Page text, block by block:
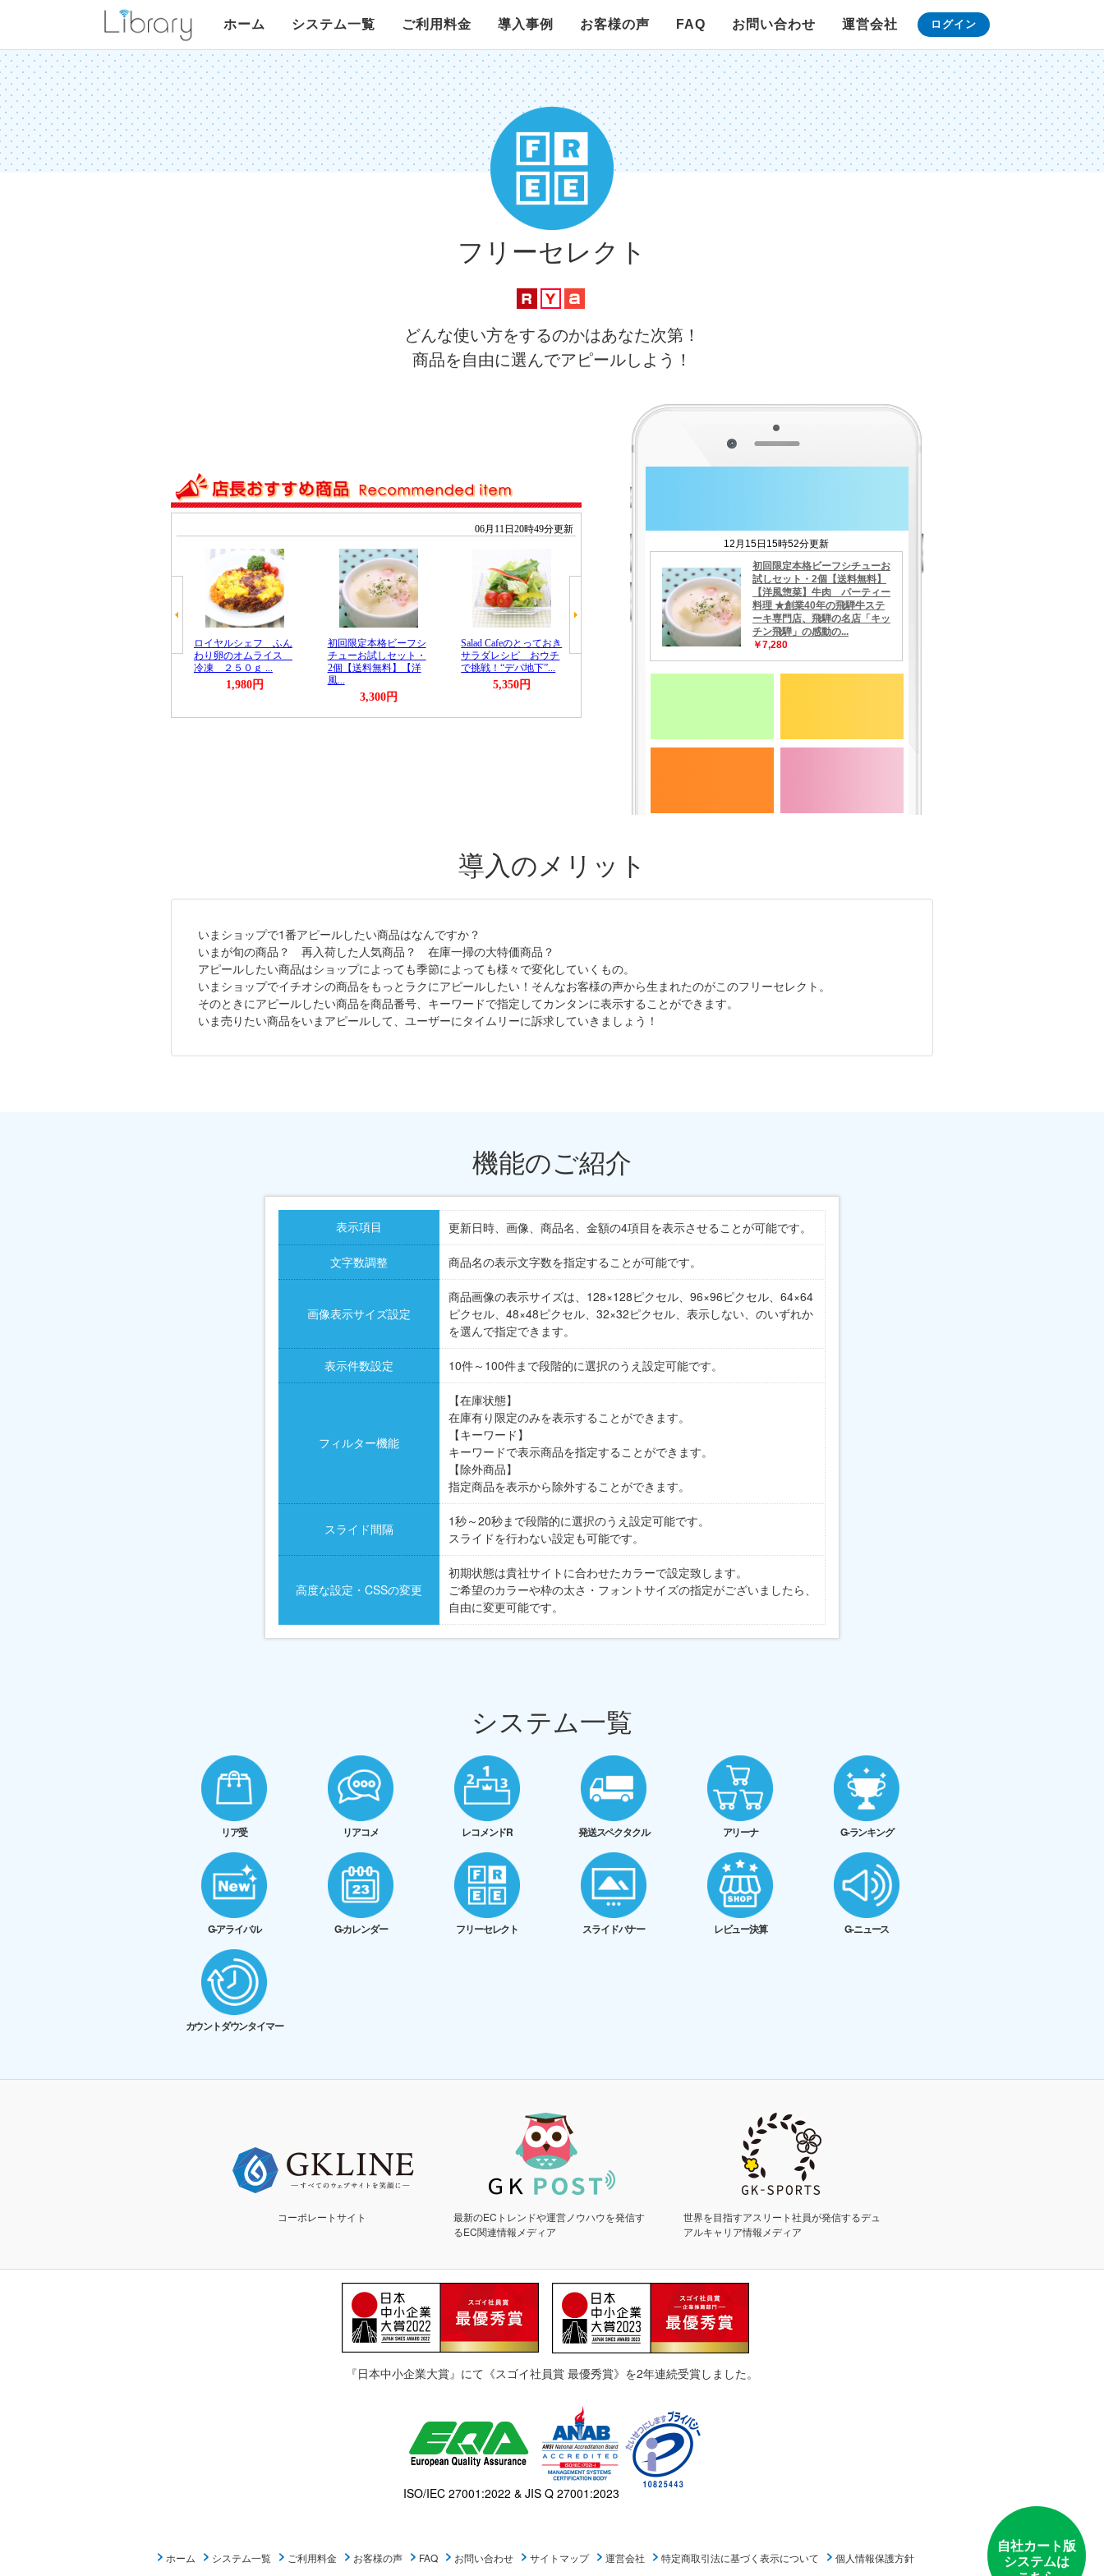
ホーム システム一覧
リア受 リアコメ レコメンドR 発送スペクタクル アリーナ G-ランキング G-アライバル
レビュー決算
ご利用料金 導入事例 お客様の声 FAQ お問い合わせ 運営会社 ログイン
フリーセレクト
楽天市場対応
Yahoo!ショッピング対応
どんな使い方をするのかはあなた次第！
商品を自由に選んでアピールしよう！
導入のメリット
いまショップで1番アピールしたい商品はなんですか？
いまが旬の商品？ 再入荷した人気商品？ 在庫一掃の大特価商品？
アピールしたい商品はショップによっても季節によっても様々で変化していくもの。
いまショップでイチオシの商品をもっとラクにアピールしたい！そんなお客様の声から生まれたのがこのフリーセレクト。
そのときにアピールしたい商品を商品番号、キーワードで指定してカンタンに表示することができます。
いま売りたい商品をいまアピールして、ユーザーにタイムリーに訴求していきましょう！
機能のご紹介
表示項目 更新日時、画像、商品名、金額の4項目を表示させることが可能です。
文字数調整 商品名の表示文字数を指定することが可能です。
画像表示サイズ設定
商品画像の表示サイズは、128×128ピクセル、96×96ピクセル、64×64
ピクセル、48×48ピクセル、32×32ピクセル、表示しない、のいずれか
を選んで指定できます。
表示件数設定 10件～100件まで段階的に選択のうえ設定可能です。
フィルター機能
【在庫状態】
在庫有り限定のみを表示することができます。
【キーワード】
キーワードで表示商品を指定することができます。
【除外商品】
指定商品を表示から除外することができます。
スライド間隔
1秒～20秒まで段階的に選択のうえ設定可能です。
スライドを行わない設定も可能です。
高度な設定・CSSの変更
初期状態は貴社サイトに合わせたカラーで設定致します。
ご希望のカラーや枠の太さ・フォントサイズの指定がございましたら、
自由に変更可能です。
システム一覧
リア受 リアコメ レコメンドR 発送スペクタクル アリーナ G-ランキング
G-アライバル G-カレンダー フリーセレクト スライドバナー レビュー決算 G-ニュース
カウントダウンタイマー
自社カート版
システムは
コーポレートサイト
最新のECトレンドや運営ノウハウを発信す
るEC関連情報メディア
世界を目指すアスリート社員が発信するデュ
アルキャリア情報メディア
『日本中小企業大賞』にて《スゴイ社員賞 最優秀賞》を2年連続受賞しました。
ISO/IEC 27001:2022 & JIS Q 27001:2023
ホーム システム一覧 ご利用料金 お客様の声 FAQ お問い合わせ サイトマップ 運営会社 特定商取引法に基づく表示について 個人情報保護方針